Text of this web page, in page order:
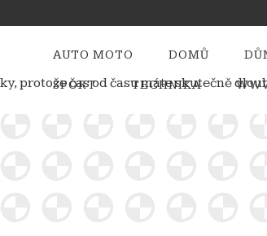
protože čas od času máte skutečně
AUTO MOTO DOMŮ
SPORT
TECHNIKA